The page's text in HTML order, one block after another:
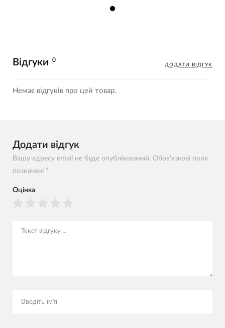
Відгуки 0
ДОДАТИ ВІДГУК
Немає відгуків про цей товар.
Додати відгук
Вашу адресу email не буде опублікований. Обов'язкові поля
позначені *
Оцінка